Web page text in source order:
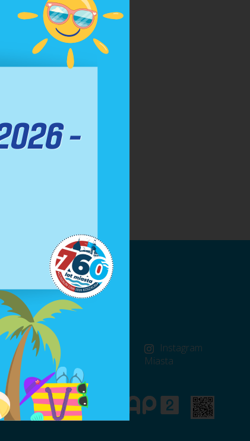
FB
Miasta
Prasowy
Instagram
Miasta
RSS